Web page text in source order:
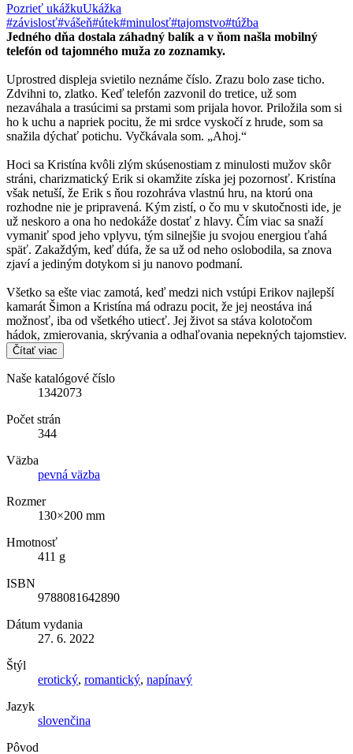
Pozrieť ukážkuUkážka
#závislosť#vášeň#útek#minulosť#tajomstvo#túžba
Jedného dňa dostala záhadný balík a v ňom našla mobilný
telefón od tajomného muža zo zoznamky.
Uprostred displeja svietilo neznáme číslo. Zrazu bolo zase ticho.
Zdvihni to, zlatko. Keď telefón zazvonil do tretice, už som
nezaváhala a trasúcimi sa prstami som prijala hovor. Priložila som si
ho k uchu a napriek pocitu, že mi srdce vyskočí z hrude, som sa
snažila dýchať potichu. Vyčkávala som. „Ahoj.“
Hoci sa Kristína kvôli zlým skúsenostiam z minulosti mužov skôr
stráni, charizmatický Erik si okamžite získa jej pozornosť. Kristína
však netuší, že Erik s ňou rozohráva vlastnú hru, na ktorú ona
rozhodne nie je pripravená. Kým zistí, o čo mu v skutočnosti ide, je
už neskoro a ona ho nedokáže dostať z hlavy. Čím viac sa snaží
vymaniť spod jeho vplyvu, tým silnejšie ju svojou energiou ťahá
späť. Zakaždým, keď dúfa, že sa už od neho oslobodila, sa znova
zjaví a jediným dotykom si ju nanovo podmaní.
Všetko sa ešte viac zamotá, keď medzi nich vstúpi Erikov najlepší
kamarát Šimon a Kristína má odrazu pocit, že jej neostáva iná
možnosť, iba od všetkého utiecť. Jej život sa stáva kolotočom
hádok, zmierovania, skrývania a odhaľovania nepekných tajomstiev.
Čítať viac
Naše katalógové číslo
1342073
Počet strán
344
Väzba
pevná väzba
Rozmer
130×200 mm
Hmotnosť
411 g
ISBN
9788081642890
Dátum vydania
27. 6. 2022
Štýl
erotický, romantický, napínavý
Jazyk
slovenčina
Pôvod